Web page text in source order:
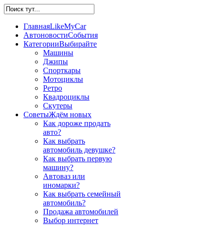
ГлавнаяLikeMyCar
АвтоновостиСобытия
КатегорииВыбирайте
Машины
Джипы
Спорткары
Мотоциклы
Ретро
Квадроциклы
Скутеры
СоветыЖдём новых
Как дороже продать
авто?
Как выбрать
автомобиль девушке?
Как выбрать первую
машину?
Автоваз или
иномарки?
Как выбрать семейный
автомобиль?
Продажа автомобилей
Выбор интернет